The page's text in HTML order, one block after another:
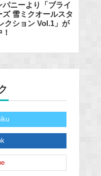
ニーより「ブライ
雪ミクオールスタ
クション Vol.1」が